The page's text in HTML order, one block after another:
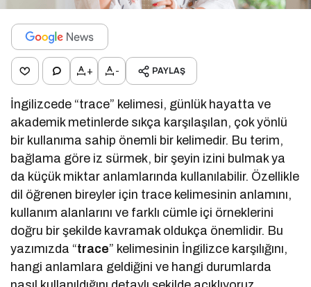
+ - PAYLAŞ
İngilizcede “trace” kelimesi, günlük hayatta ve
akademik metinlerde sıkça karşılaşılan, çok yönlü
bir kullanıma sahip önemli bir kelimedir. Bu terim,
bağlama göre iz sürmek, bir şeyin izini bulmak ya
da küçük miktar anlamlarında kullanılabilir. Özellikle
dil öğrenen bireyler için trace kelimesinin anlamını,
kullanım alanlarını ve farklı cümle içi örneklerini
doğru bir şekilde kavramak oldukça önemlidir. Bu
yazımızda “trace” kelimesinin İngilizce karşılığını,
hangi anlamlara geldiğini ve hangi durumlarda